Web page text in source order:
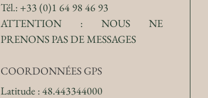
Tél.: +33 (0)1 64 98 46 93
ATTENTION : NOUS NE
PRENONS PAS DE MESSAGES
COORDONNÉES GPS
Latitude : 48.443344000